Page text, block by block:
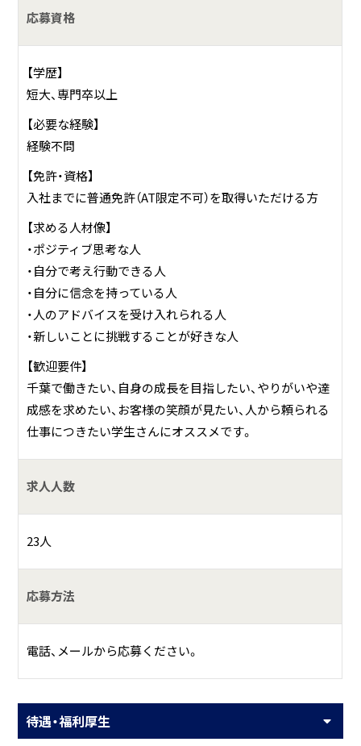
応募資格
【学歴】
短大、専門卒以上
【必要な経験】
経験不問
【免許・資格】
入社までに普通免許（AT限定不可）を取得いただける方
【求める人材像】
・ポジティブ思考な人
・自分で考え行動できる人
・自分に信念を持っている人
・人のアドバイスを受け入れられる人
・新しいことに挑戦することが好きな人
【歓迎要件】
千葉で働きたい、自身の成長を目指したい、やりがいや達
成感を求めたい、お客様の笑顔が見たい、人から頼られる
仕事につきたい学生さんにオススメです。
求人人数
23人
応募方法
電話、メールから応募ください。
待遇・福利厚生